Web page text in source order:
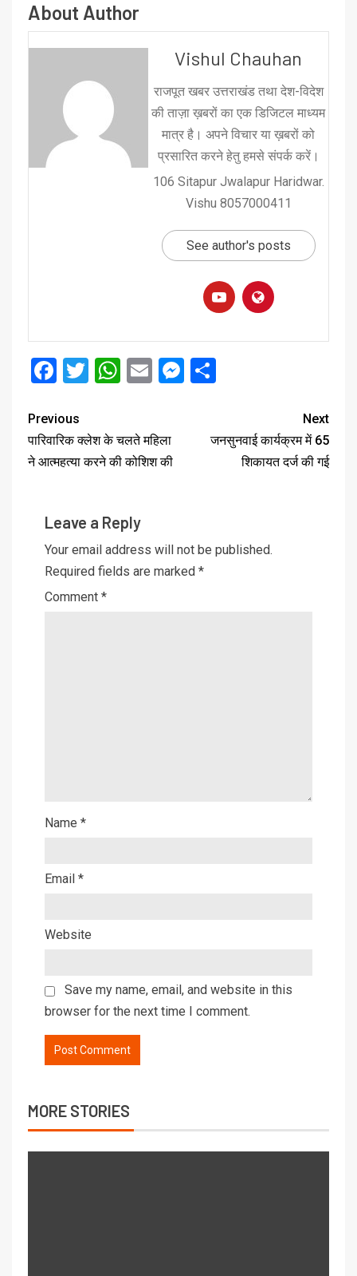
About Author
Vishul Chauhan
राजपूत खबर उत्तराखंड तथा देश-विदेश
की ताज़ा ख़बरों का एक डिजिटल माध्यम
मात्र है। अपने विचार या ख़बरों को
प्रसारित करने हेतु हमसे संपर्क करें।
106 Sitapur Jwalapur Haridwar.
Vishu 8057000411
See author's posts
Facebook
Twitter
WhatsApp
EmailMessenger
Previous
पारिवारिक क्लेश के चलते महिला
ने आत्महत्या करने की कोशिश की
Next
जनसुनवाई कार्यक्रम में 65
शिकायत दर्ज की गई
Leave a Reply
Your email address will not be published.
Required fields are marked *
Comment *
Name *
Email *
Website
Save my name, email, and website in this
browser for the next time I comment.
MORE STORIES